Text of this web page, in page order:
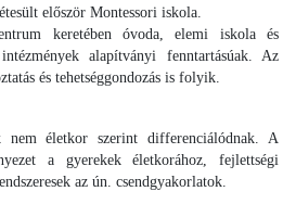
először Montessori iskola.
keretében óvoda, elemi iskola és
alapítványi fenntartásúak. Az
és tehetséggondozás is folyik.
életkor szerint differenciálódnak. A
a gyerekek életkorához, fejlettségi
az ún. csendgyakorlatok.